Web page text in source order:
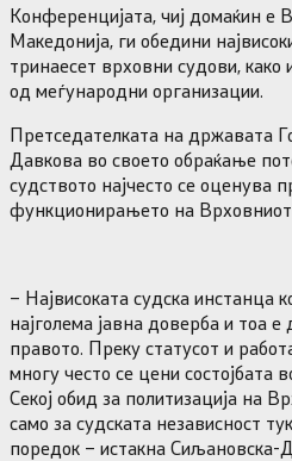
Конференцијата, чиј домаќин е
Македонија, ги обедини
тринаесет врховни судови,
од меѓународни организации.
Претседателката на државата
Давкова во своето обраќање
судството најчесто се оценува
функционирањето на
– Највисоката судска инстанца
најголема јавна доверба и тоа
правото. Преку статусот и
многу често се цени состојбата
Секој обид за политизација на
само за судската независност
поредок – истакна Сиљановска-